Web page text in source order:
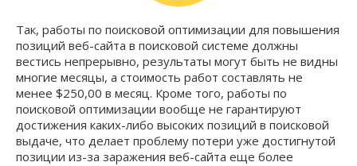
Так, работы по поисковой оптимизации для повышения
позиций веб-сайта в поисковой системе должны
вестись непрерывно, результаты могут быть не видны
многие месяцы, а стоимость работ составлять не
менее $250,00 в месяц. Кроме того, работы по
поисковой оптимизации вообще не гарантируют
достижения каких-либо высоких позиций в поисковой
выдаче, что делает проблему потери уже достигнутой
позиции из-за заражения веб-сайта еще более